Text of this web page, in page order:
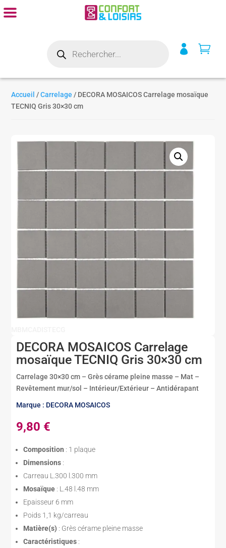
produits
 
Accueil /Carrelage / DECORA MOSAICOS Carrelage mosaïque
TECNIQ Gris 30×30 cm
DECORA MOSAICOS Carrelage
mosaïque TECNIQ Gris 30×30 cm
Carrelage 30×30 cm – Grès cérame pleine masse – Mat –
Revêtement mur/sol – Intérieur/Extérieur – Antidérapant
Marque : DECORA MOSAICOS
9,80 €
Composition : 1 plaque
Dimensions :
Carreau L.300 l.300 mm
Mosaïque : L.48 l.48 mm
Epaisseur 6 mm
Poids 1,1 kg/carreau
Matière(s) : Grès cérame pleine masse
Caractéristiques :